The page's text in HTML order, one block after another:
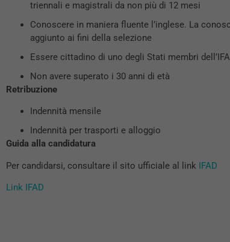
triennali e magistrali da non più di 12 mesi
Conoscere in maniera fluente l’inglese. La
aggiunto ai fini della selezione
Essere cittadino di uno degli Stati membri
Non avere superato i 30 anni di età
Retribuzione
Indennità mensile
Indennità per trasporti e alloggio
Guida alla candidatura
Per candidarsi, consultare il sito ufficiale al link IFAD
Link IFAD